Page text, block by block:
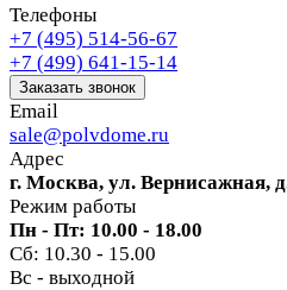
Телефоны
+7 (495) 514-56-67
+7 (499) 641-15-14
Заказать звонок
Email
sale@polvdome.ru
Адрес
г. Москва, ул. Вернисажная,
Режим работы
Пн - Пт: 10.00 - 18.00
Сб: 10.30 - 15.00
Вс - выходной